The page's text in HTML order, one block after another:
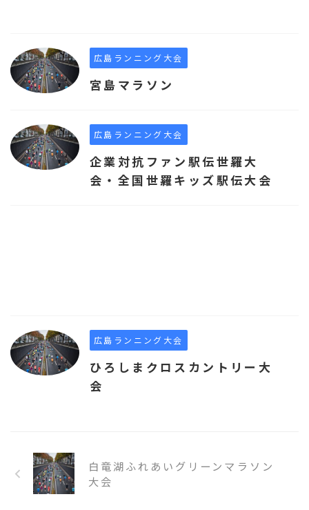
広島ランニング大会
宮島マラソン
広島ランニング大会
企業対抗ファン駅伝世羅大
会・全国世羅キッズ駅伝大会
広島ランニング大会
ひろしまクロスカントリー大
会
白竜湖ふれあいグリーンマラソン
大会